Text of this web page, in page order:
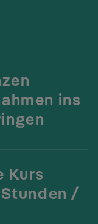
ins
Kurs
/